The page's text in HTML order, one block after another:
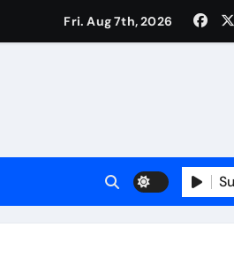
सुभाष मैदान से निकलेगी विशाल तिरंगा
कर कार्य शुरु करवाएगीःसीनियर जीएम
Fri. Aug 7th, 2026